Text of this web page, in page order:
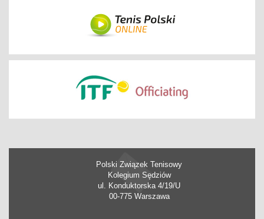
Polski Związek Tenisowy
Kolegium Sędziów
ul. Konduktorska 4/19/U
00-775 Warszawa